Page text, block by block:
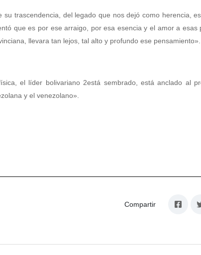
trascendencia, del legado que nos dejó como herencia,
que es por ese arraigo, por esa esencia y el amor a esas
llevara tan lejos, tal alto y profundo ese pensamiento».
el líder bolivariano 2está sembrado, está anclado al
y el venezolano».
Compartir